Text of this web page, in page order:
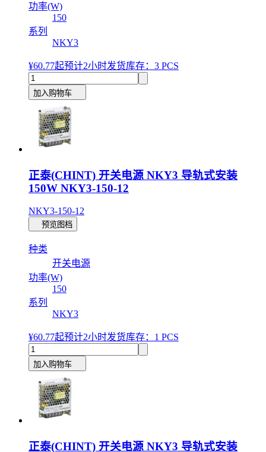
功率(W)
150
系列
NKY3
¥60.77起预计2小时发货库存：3 PCS
加入购物车
正泰(CHINT) 开关电源 NKY3 导轨式安装
150W NKY3-150-12
NKY3-150-12
预览图档
种类
开关电源
功率(W)
150
系列
NKY3
¥60.77起预计2小时发货库存：1 PCS
加入购物车
正泰(CHINT) 开关电源 NKY3 导轨式安装